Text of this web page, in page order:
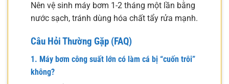
Nên vệ sinh máy bơm 1-2 tháng một lần bằng
nước sạch, tránh dùng hóa chất tẩy rửa mạnh.
Câu Hỏi Thường Gặp (FAQ)
1. Máy bơm công suất lớn có làm cá bị “cuốn trôi”
không?